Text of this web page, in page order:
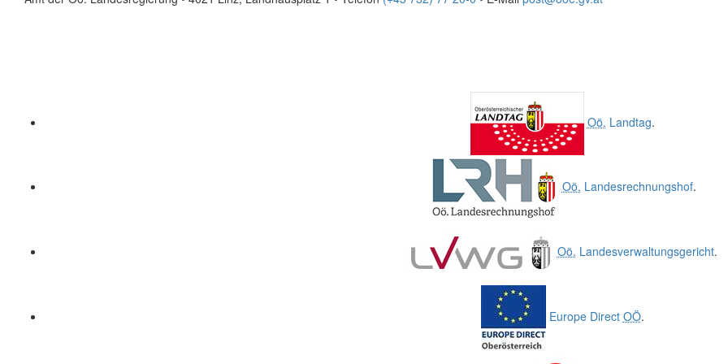
Oö. Landtag.
Oö. Landesrechnungshof.
Oö. Landesverwaltungsgericht.
Europe Direct OÖ.